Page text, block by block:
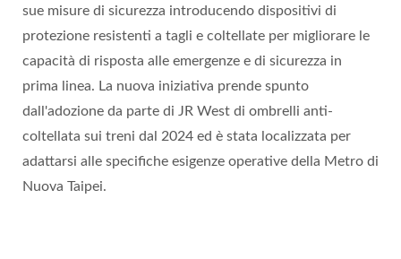
sue misure di sicurezza introducendo dispositivi di
protezione resistenti a tagli e coltellate per migliorare le
capacità di risposta alle emergenze e di sicurezza in
prima linea. La nuova iniziativa prende spunto
dall'adozione da parte di JR West di ombrelli anti-
coltellata sui treni dal 2024 ed è stata localizzata per
adattarsi alle specifiche esigenze operative della Metro di
Nuova Taipei.